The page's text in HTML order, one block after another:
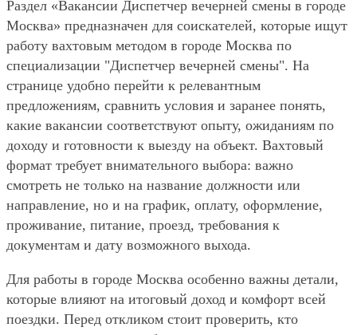
Раздел «Вакансии Диспетчер вечерней смены в городе
Москва» предназначен для соискателей, которые ищут
работу вахтовым методом в городе Москва по
специализации "Диспетчер вечерней смены". На
странице удобно перейти к релевантным
предложениям, сравнить условия и заранее понять,
какие вакансии соответствуют опыту, ожиданиям по
доходу и готовности к выезду на объект. Вахтовый
формат требует внимательного выбора: важно
смотреть не только на название должности или
направление, но и на график, оплату, оформление,
проживание, питание, проезд, требования к
документам и дату возможного выхода.
Для работы в городе Москва особенно важны детали,
которые влияют на итоговый доход и комфорт всей
поездки. Перед откликом стоит проверить, кто